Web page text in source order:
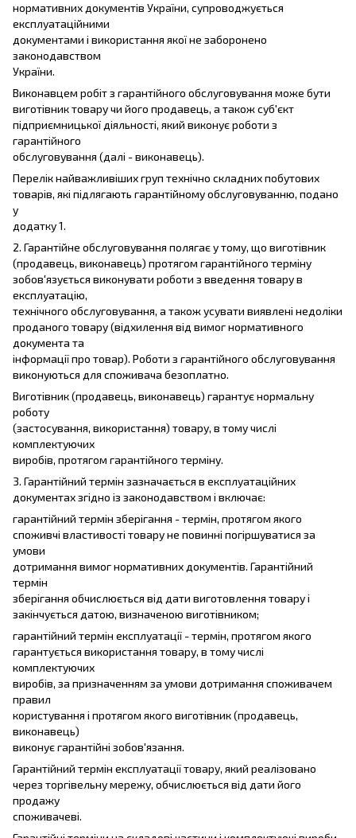
нормативних документів України, супроводжується
експлуатаційними
документами і використання якої не заборонено
законодавством
України.
Виконавцем робіт з гарантійного обслуговування може бути
виготівник товару чи його продавець, а також суб'єкт
підприємницької діяльності, який виконує роботи з
гарантійного
обслуговування (далі - виконавець).
Перелік найважливіших груп технічно складних побутових
товарів, які підлягають гарантійному обслуговуванню, подано
у
додатку 1.
2. Гарантійне обслуговування полягає у тому, що виготівник
(продавець, виконавець) протягом гарантійного терміну
зобов'язується виконувати роботи з введення товару в
експлуатацію,
технічного обслуговування, а також усувати виявлені недоліки
проданого товару (відхилення від вимог нормативного
документа та
інформації про товар). Роботи з гарантійного обслуговування
виконуються для споживача безоплатно.
Виготівник (продавець, виконавець) гарантує нормальну
роботу
(застосування, використання) товару, в тому числі
комплектуючих
виробів, протягом гарантійного терміну.
3. Гарантійний термін зазначається в експлуатаційних
документах згідно із законодавством і включає:
гарантійний термін зберігання - термін, протягом якого
споживчі властивості товару не повинні погіршуватися за
умови
дотримання вимог нормативних документів. Гарантійний
термін
зберігання обчислюється від дати виготовлення товару і
закінчується датою, визначеною виготівником;
гарантійний термін експлуатації - термін, протягом якого
гарантується використання товару, в тому числі
комплектуючих
виробів, за призначенням за умови дотримання споживачем
правил
користування і протягом якого виготівник (продавець,
виконавець)
виконує гарантійні зобов'язання.
Гарантійний термін експлуатації товару, який реалізовано
через торгівельну мережу, обчислюється від дати його
продажу
споживачеві.